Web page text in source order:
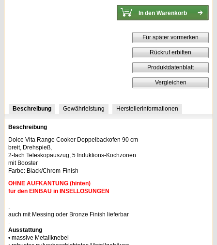
Für später vormerken
Rückruf erbitten
Produktdatenblatt
Vergleichen
Beschreibung Gewährleistung Herstellerinformationen
Beschreibung
Dolce Vita Range Cooker Doppelbackofen 90 cm
breit, Drehspieß,
2-fach Teleskopauszug, 5 Induktions-Kochzonen
mit Booster
Farbe: Black/Chrom-Finish
OHNE AUFKANTUNG (hinten)
für den EINBAU in INSELLÖSUNGEN
.
auch mit Messing oder Bronze Finish lieferbar
.
Ausstattung
• massive Metallknebel